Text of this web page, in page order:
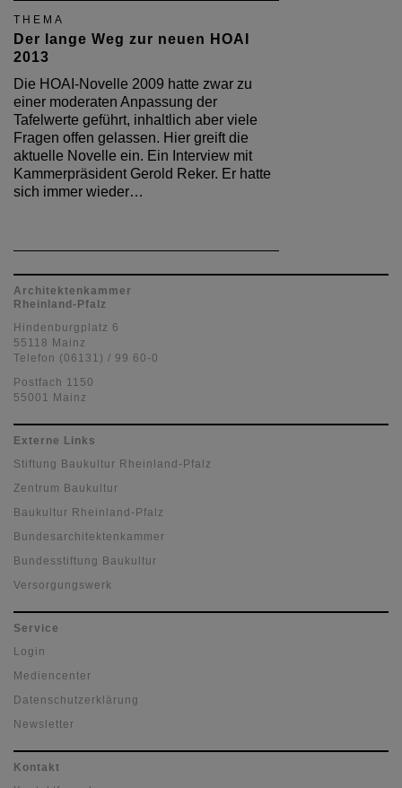
THEMA
Der lange Weg zur neuen HOAI
2013
Die HOAI-Novelle 2009 hatte zwar zu
einer moderaten Anpassung der
Tafelwerte geführt, inhaltlich aber viele
Fragen offen gelassen. Hier greift die
aktuelle Novelle ein. Ein Interview mit
Kammerpräsident Gerold Reker. Er hatte
sich immer wieder…
Architektenkammer
Rheinland-Pfalz
Hindenburgplatz 6
55118 Mainz
Telefon (06131) / 99 60-0
Postfach 1150
55001 Mainz
Externe Links
Stiftung Baukultur Rheinland-Pfalz
Zentrum Baukultur
Baukultur Rheinland-Pfalz
Bundesarchitektenkammer
Bundesstiftung Baukultur
Versorgungswerk
Service
Login
Mediencenter
Datenschutzerklärung
Newsletter
Kontakt